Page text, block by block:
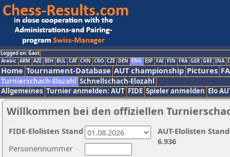
Logged on: Gast
Arabic ARM AZE BIH BUL CAT CHN CRO CZE DEN ENG ESP FAI FIN FRA GER GRE INA
Home Tournament-Database AUT championship Pictures
Turnierschach-Elozahl Schnellschach-Elozahl
Allgemeines Turnier anmelden: AUT FIDE Spieler anmelden Elo
Willkommen bei den offiziellen
Personennummer
AUT-Elolisten
6.936
FIDE-Elolisten Stand